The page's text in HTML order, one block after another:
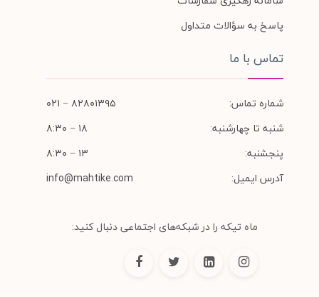
پاسخ به سؤالات متداول
تماس با ما
شماره تماس:
۸۲۸۰۱۳۹۵ − ۰۲۱
شنبه تا چهارشنبه:
۱۸ − ۸:۳۰
پنجشنبه:
۱۳ − ۸:۳۰
آدرس ایمیل:
info@mahtike.com
ماه تیکه را در شبکه‌های اجتماعی دنبال کنید: